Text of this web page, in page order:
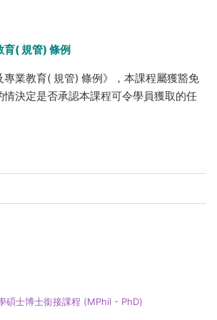
育( 規管) 條例
業教育( 規管) 條例》，本課程屬獲豁免
決定是否承認本課程可令學員獲取的任
碩士博士銜接課程 (MPhil - PhD)